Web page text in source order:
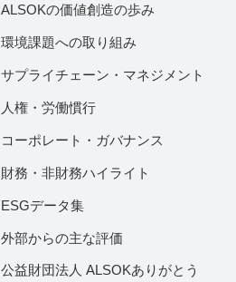
ALSOKの価値創造の歩み
環境課題への取り組み
サプライチェーン・マネジメント
人権・労働慣行
コーポレート・ガバナンス
財務・非財務ハイライト
ESGデータ集
外部からの主な評価
公益財団法人 ALSOKありがとう